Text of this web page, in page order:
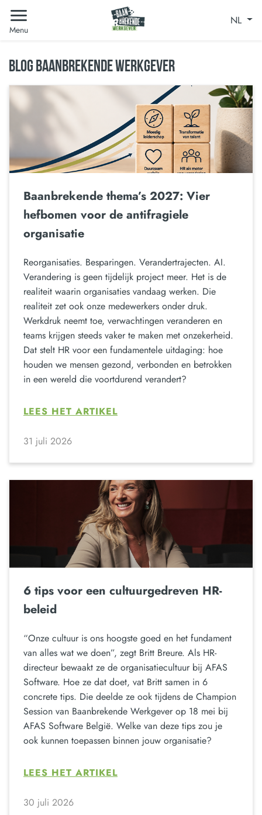
Menu
NL
BLOG BAANBREKENDE WERKGEVER
Baanbrekende thema’s 2027: Vier
hefbomen voor de antifragiele
organisatie
Reorganisaties. Besparingen. Verandertrajecten. AI.
Verandering is geen tijdelijk project meer. Het is de
realiteit waarin organisaties vandaag werken. Die
realiteit zet ook onze medewerkers onder druk.
Werkdruk neemt toe, verwachtingen veranderen en
teams krijgen steeds vaker te maken met onzekerheid.
Dat stelt HR voor een fundamentele uitdaging: hoe
houden we mensen gezond, verbonden en betrokken
in een wereld die voortdurend verandert?
LEES HET ARTIKEL
31 juli 2026
6 tips voor een cultuurgedreven HR-
beleid
“Onze cultuur is ons hoogste goed en het fundament
van alles wat we doen”, zegt Britt Breure. Als HR-
directeur bewaakt ze de organisatiecultuur bij AFAS
Software. Hoe ze dat doet, vat Britt samen in 6
concrete tips. Die deelde ze ook tijdens de Champion
Session van Baanbrekende Werkgever op 18 mei bij
AFAS Software België. Welke van deze tips zou je
ook kunnen toepassen binnen jouw organisatie?
LEES HET ARTIKEL
30 juli 2026